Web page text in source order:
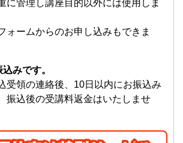
に管理し講座目的以外には使用しま
ォームからのお申し込みもできま
みです。
受領の連絡後、10日以内にお振込み
振込後の受講料返金はいたしませ